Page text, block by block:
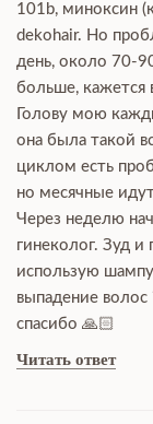
101b, миноксин
dekohair. Но
день, около 70-
больше, кажется
Голову мою
она была такой
циклом есть
но месячные
Через неделю
гинеколог. Зуд и
использую
выпадение волос
спасибо 🙏🏻
Читать ответ